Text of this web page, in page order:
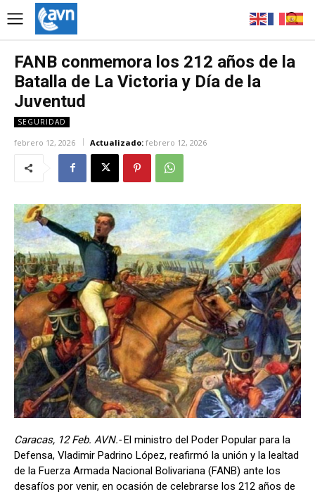
FANB conmemora los 212 años de la
Batalla de La Victoria y Día de la
Juventud
SEGURIDAD
febrero 12, 2026 Actualizado: febrero 12, 2026
Caracas, 12 Feb. AVN.-El ministro del Poder Popular para la
Defensa, Vladimir Padrino López, reafirmó la unión y la lealtad
de la Fuerza Armada Nacional Bolivariana (FANB) ante los
desafíos por venir, en ocasión de celebrarse los 212 años de